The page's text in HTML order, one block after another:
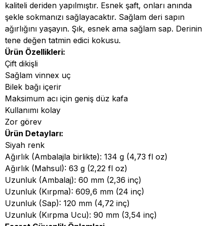
kaliteli deriden yapılmıştır. Esnek şaft, onları anında
şekle sokmanızı sağlayacaktır. Sağlam deri sapın
ağırlığını yaşayın. Şık, esnek ama sağlam sap. Derinin
tene değen tatmin edici kokusu.
Ürün Özellikleri:
Çift dikişli
Sağlam vinnex uç
Bilek bağı içerir
Maksimum acı için geniş düz kafa
Kullanımı kolay
Zor görev
Ürün Detayları:
Siyah renk
Ağırlık (Ambalajla birlikte): 134 g (4,73 fl oz)
Ağırlık (Mahsul): 63 g (2,22 fl oz)
Uzunluk (Ambalaj): 60 mm (2,36 inç)
Uzunluk (Kırpma): 609,6 mm (24 inç)
Uzunluk (Sap): 120 mm (4,72 inç)
Uzunluk (Kırpma Ucu): 90 mm (3,54 inç)